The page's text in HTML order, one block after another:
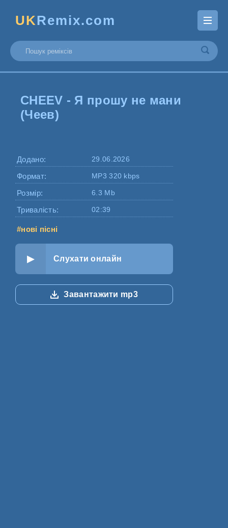
UKRemix.com
CHEEV - Я прошу не мани
(Чеев)
Додано: 29.06.2026
Формат: MP3 320 kbps
Розмір: 6.3 Mb
Тривалість: 02:39
#нові пісні
Слухати онлайн
Завантажити mp3